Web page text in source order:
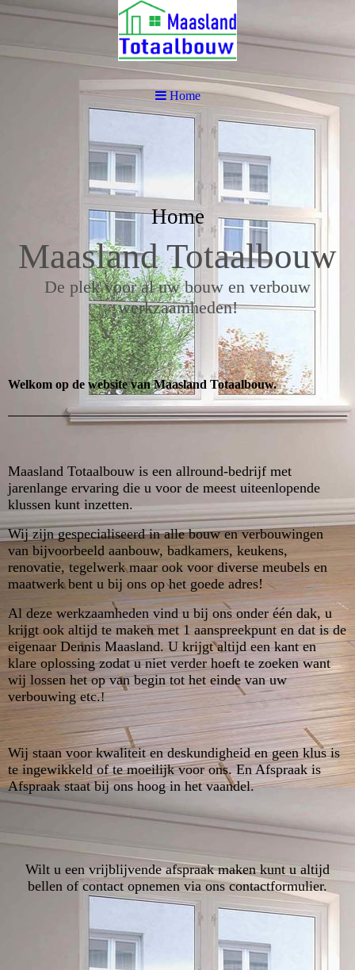
Home
Maasland Totaalbouw
De plek voor al uw bouw en verbouw
werkzaamheden!
Welkom op de website van Maasland Totaalbouw.
Maasland Totaalbouw is een allround-bedrijf met
jarenlange ervaring die u voor de meest uiteenlopende
klussen kunt inzetten.
Wij zijn gespecialiseerd in alle bouw en verbouwingen
van bijvoorbeeld aanbouw, badkamers, keukens,
renovatie, tegelwerk maar ook voor diverse meubels en
maatwerk bent u bij ons op het goede adres!
Al deze werkzaamheden vind u bij ons onder één dak, u
krijgt ook altijd te maken met 1 aanspreekpunt en dat is de
eigenaar Dennis Maasland. U krijgt altijd een kant en
klare oplossing zodat u niet verder hoeft te zoeken want
wij lossen het op van begin tot het einde van uw
verbouwing etc.!
Wij staan voor kwaliteit en deskundigheid en geen klus is
te ingewikkeld of te moeilijk voor ons. En Afspraak is
Afspraak staat bij ons hoog in het vaandel.
Wilt u een vrijblijvende afspraak maken kunt u altijd
bellen of contact opnemen via ons contactformulier.
Home